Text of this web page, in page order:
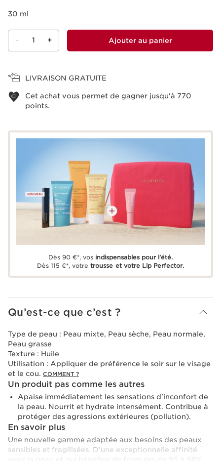
30 ml
- 1 + Ajouter au panier
LIVRAISON GRATUITE
Cet achat vous permet de gagner jusqu'à 770
points.
Dès 90 €*, vos indispensables pour l'été.
Dès 115 €*, votre trousse et votre Lip Perfector.
Qu’est-ce que c’est ?
Type de peau : Peau mixte, Peau sèche, Peau normale,
Peau grasse
Texture : Huile
Utilisation : Appliquer de préférence le soir sur le visage
et le cou. COMMENT ?
Un produit pas comme les autres
Apaise immédiatement les sensations d'inconfort de
la peau. Nourrit et hydrate intensément. Contribue à
protéger des agressions extérieures (pollution).
En savoir plus
Une nouvelle gamme adaptée aux besoins des peaux
sensibles et fragilisées. D'une exceptionnelle affinité
avec la peau et qui bénéfice de formules de 95 à 98%